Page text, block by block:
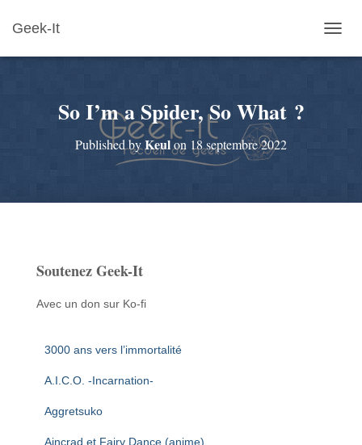
Geek-It
U
So I’m a Spider, So What ?
Published byKeulon 18 septembre 2022
Soutenez Geek-It
Avec un don sur Ko-fi
3000 ans vers l’immortalité
A.I.C.O. -Incarnation-
Aggretsuko
Aincrad et Fairy Dance (anime)